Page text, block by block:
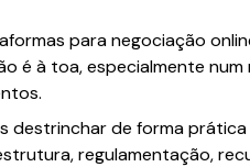
para negociação
é à toa, especialmente
destrinchar de forma
regulamentação,